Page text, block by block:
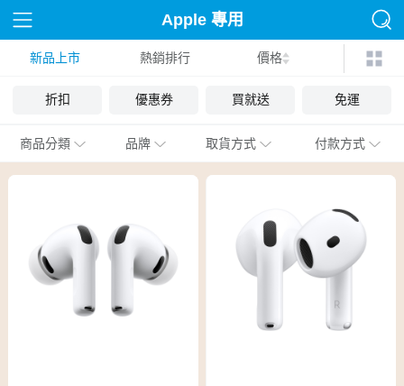
Apple 專用
新品上市 熱銷排行 價格
折扣 優惠券 買就送 免運
商品分類 品牌 取貨方式 付款方式